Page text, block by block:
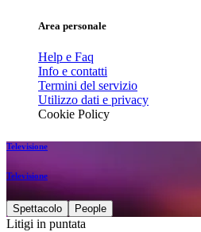
Area personale
Help e Faq
Info e contatti
Termini del servizio
Utilizzo dati e privacy
Cookie Policy
Televisione
Televisione
Spettacolo People
Litigi in puntata